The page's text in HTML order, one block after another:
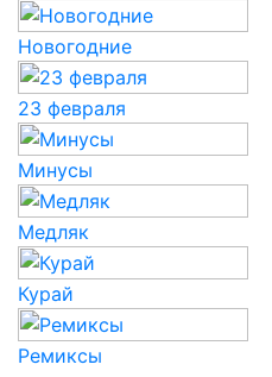
Новогодние
23 февраля
Минусы
Медляк
Курай
Ремиксы